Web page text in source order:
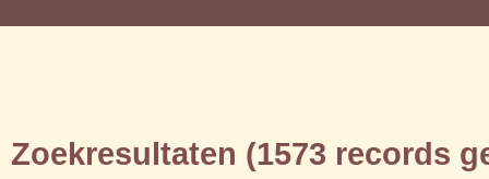
Zoekresultaten (1573 records